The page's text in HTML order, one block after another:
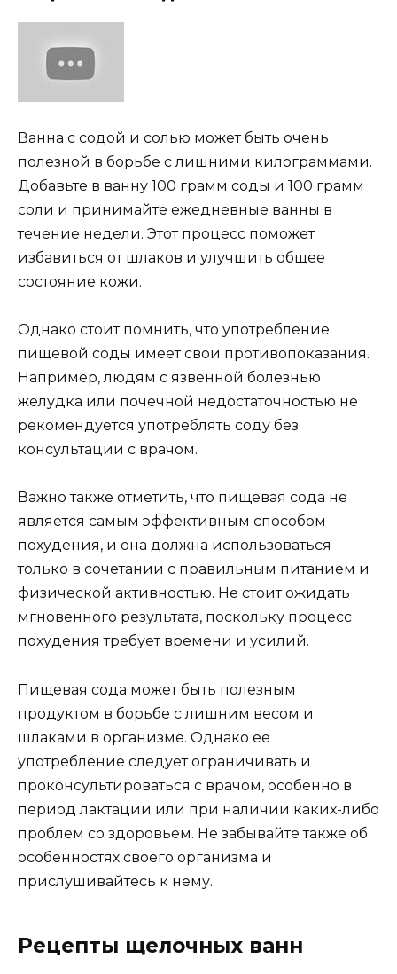
Ванна с содой и солью может быть очень
полезной в борьбе с лишними килограммами.
Добавьте в ванну 100 грамм соды и 100 грамм
соли и принимайте ежедневные ванны в
течение недели. Этот процесс поможет
избавиться от шлаков и улучшить общее
состояние кожи.
Однако стоит помнить, что употребление
пищевой соды имеет свои противопоказания.
Например, людям с язвенной болезнью
желудка или почечной недостаточностью не
рекомендуется употреблять соду без
консультации с врачом.
Важно также отметить, что пищевая сода не
является самым эффективным способом
похудения, и она должна использоваться
только в сочетании с правильным питанием и
физической активностью. Не стоит ожидать
мгновенного результата, поскольку процесс
похудения требует времени и усилий.
Пищевая сода может быть полезным
продуктом в борьбе с лишним весом и
шлаками в организме. Однако ее
употребление следует ограничивать и
проконсультироваться с врачом, особенно в
период лактации или при наличии каких-либо
проблем со здоровьем. Не забывайте также об
особенностях своего организма и
прислушивайтесь к нему.
Рецепты щелочных ванн